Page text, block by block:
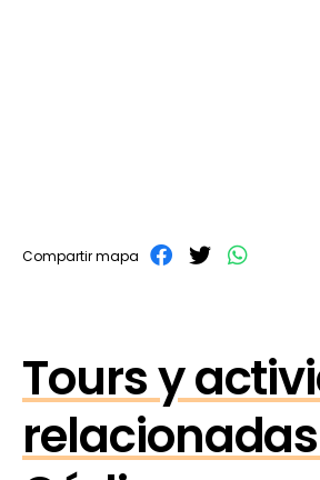
Compartir mapa
Tours y